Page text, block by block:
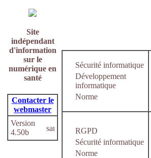
Site
indépendant
d'information
sur le
numérique en
santé
Contacter le
webmaster
Version
4.50b
Sécurité informatique
Développement
informatique
Norme
RGPD
Sécurité informatique
Norme